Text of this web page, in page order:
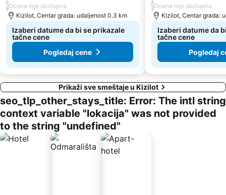
/Ocena nije dostupna
Kizilot, Centar grada: udaljenost 0.3 km
Izaberi datume da bi se prikazale
tačne cene
Pogledaj cene
/Ocena nije dostupna
Kizilot, Centar grada:
Izaberi datume da
tačne cene
Pogledaj
Prikaži sve smeštaje u Kizilot
seo_tlp_other_stays_title: Error: The intl string
context variable "lokacija" was not provided
to the string "undefined"